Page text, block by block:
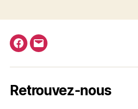
Facebook
E-
Retrouvez-nous